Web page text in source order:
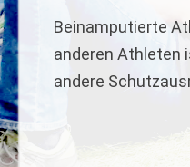
Beinamputierte
anderen Athleten
andere